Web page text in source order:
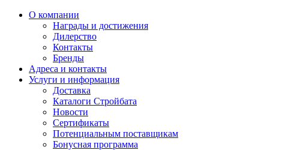
О компании
Награды и достижения
Дилерство
Контакты
Бренды
Адреса и контакты
Услуги и информация
Доставка
Каталоги Стройбата
Новости
Сертификаты
Потенциальным поставщикам
Бонусная программа